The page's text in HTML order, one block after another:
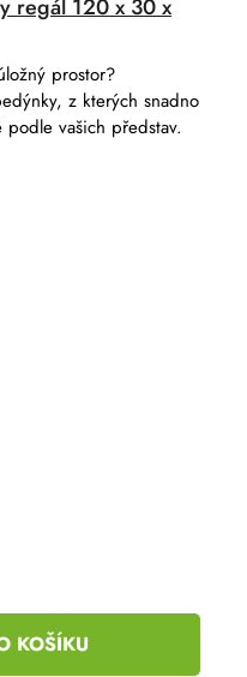
regál 120 x 30 x
KOŠÍKU
prostor?
z kterých snadno
vašich představ.